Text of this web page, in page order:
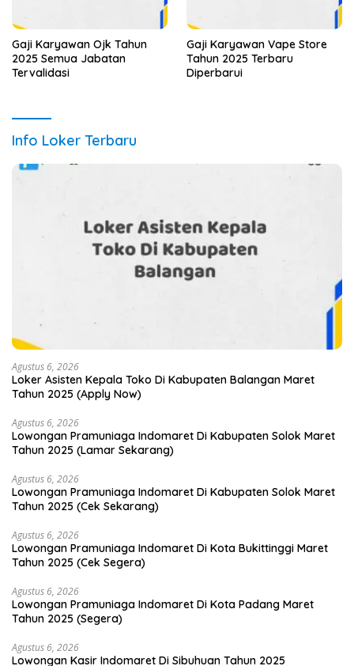
Gaji Karyawan Ojk Tahun
2025 Semua Jabatan
Tervalidasi
Gaji Karyawan Vape Store
Tahun 2025 Terbaru
Diperbarui
Info Loker Terbaru
Agustus 6, 2026
Loker Asisten Kepala Toko Di Kabupaten Balangan Maret
Tahun 2025 (Apply Now)
Agustus 6, 2026
Lowongan Pramuniaga Indomaret Di Kabupaten Solok Maret
Tahun 2025 (Lamar Sekarang)
Agustus 6, 2026
Lowongan Pramuniaga Indomaret Di Kabupaten Solok Maret
Tahun 2025 (Cek Sekarang)
Agustus 6, 2026
Lowongan Pramuniaga Indomaret Di Kota Bukittinggi Maret
Tahun 2025 (Cek Segera)
Agustus 6, 2026
Lowongan Pramuniaga Indomaret Di Kota Padang Maret
Tahun 2025 (Segera)
Agustus 6, 2026
Lowongan Kasir Indomaret Di Sibuhuan Tahun 2025